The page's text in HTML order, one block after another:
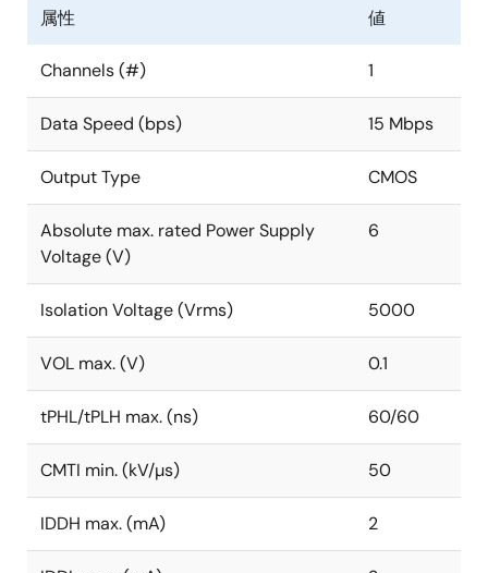
属性 値
Channels (#) 1
Data Speed (bps) 15 Mbps
Output Type CMOS
Absolute max. rated Power Supply
Voltage (V)
6
Isolation Voltage (Vrms) 5000
VOL max. (V) 0.1
tPHL/tPLH max. (ns) 60/60
CMTI min. (kV/µs) 50
IDDH max. (mA) 2